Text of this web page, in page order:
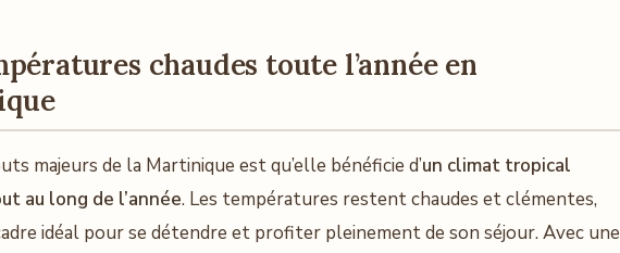
chaudes toute l’année en
majeurs de la Martinique est qu’elle bénéficie d’un climat tropical
au long de l’année. Les températures restent chaudes et clémentes,
idéal pour se détendre et profiter pleinement de son séjour. Avec une